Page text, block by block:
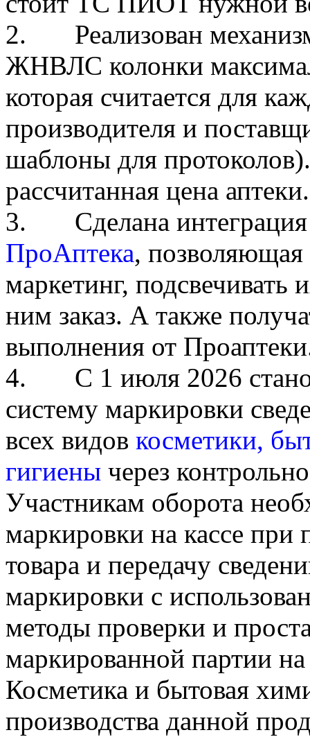
2. Реализован механизм
ЖНВЛС колонки
которая считается для
производителя и
шаблоны для
рассчитанная цена аптеки.
3. Сделана интеграция
ПроАптека, позволяющая
маркетинг,
ним заказ. А также
выполнения от
4. С 1 июля 2026
систему маркировки
всех видов косметики,
гигиены через
Участникам оборота
маркировки на кассе при
товара и передачу
маркировки с
методы проверки и
маркированной партии
Косметика и бытовая
производства данной